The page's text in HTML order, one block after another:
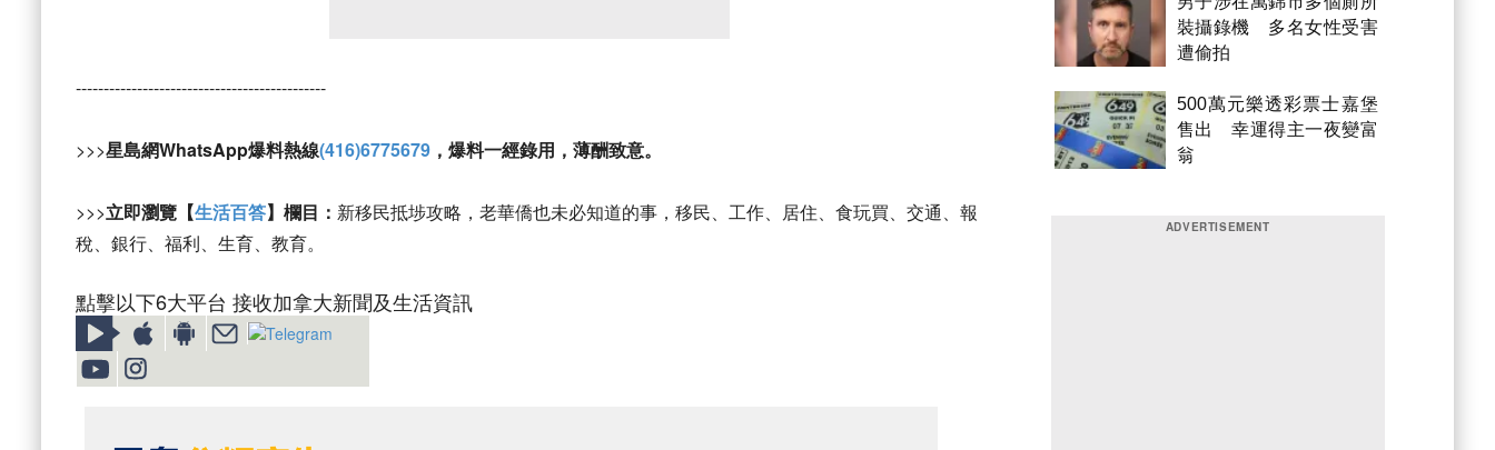
---------------------------------------------
>>>星島網WhatsApp爆料熱線(416)6775679 ，爆料一經錄用，薄酬致意。
>>>立即瀏覽【生活百答】欄目： 新移民抵埗攻略，老華僑也未必知道的事，移民、工作、居住、食玩買、交通、報
稅、銀行、福利、生育、教育。
點擊以下6大平台 接收加拿大新聞及生活資訊
裝攝錄機 多名女性受害
遭偷拍
500萬元樂透彩票士嘉堡
售出 幸運得主一夜變富
翁